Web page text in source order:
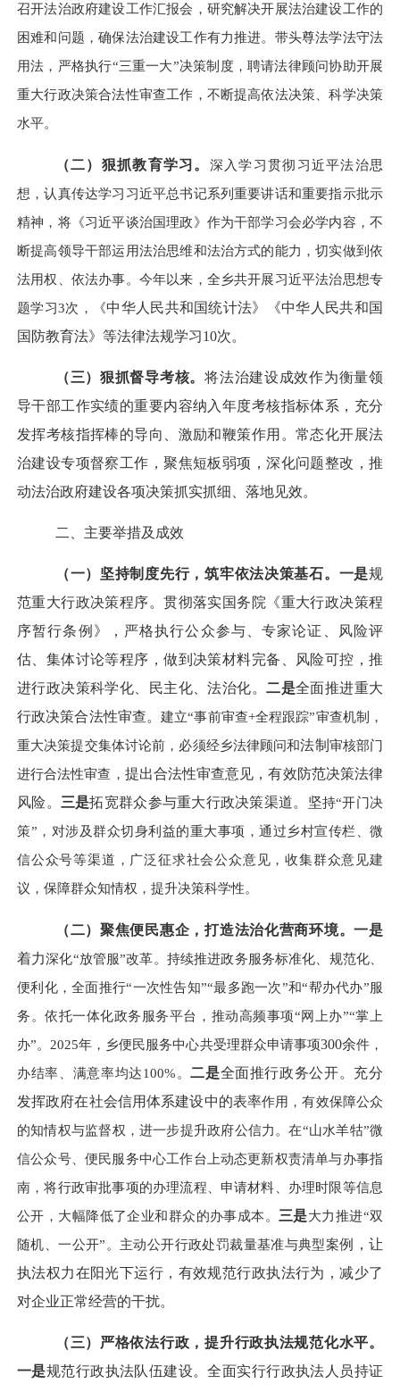
召开法治政府建设工作汇报会，研究解决开展法治建设工作的
困难和问题，确保法治建设工作有力推进。带头尊法学法守法
用法，严格执行“三重一大”决策制度，聘请法律顾问协助开展
重大行政决策合法性审查工作，不断提高依法决策、科学决策
水平。
（二）狠抓教育学习。 深入学习贯彻习近平法治思
想，认真传达学习习近平总书记系列重要讲话和重要指示批示
精神，将《习近平谈治国理政》作为干部学习会必学内容，不
断提高领导干部运用法治思维和法治方式的能力，切实做到依
法用权、依法办事。今年以来，全乡共开展习近平法治思想专
题学习3次，《中华人民共和国统计法》《中华人民共和国
国防教育法》等法律法规学习10次。
（三）狠抓督导考核。将法治建设成效作为衡量领
导干部工作实绩的重要内容纳入年度考核指标体系，充分
发挥考核指挥棒的导向、激励和鞭策作用。常态化开展法
治建设专项督察工作，聚焦短板弱项，深化问题整改，推
动法治政府建设各项决策抓实抓细、落地见效。
二、主要举措及成效
（一）坚持制度先行，筑牢依法决策基石。 一是规
范重大行政决策程序。贯彻落实国务院《重大行政决策程
序暂行条例》，严格执行公众参与、专家论证、风险评
估、集体讨论等程序，做到决策材料完备、风险可控，推
进行政决策科学化、民主化、法治化。二是全面推进重大
行政决策合法性审查。建立“事前审查+全程跟踪”审查机制，
重大决策提交集体讨论前，必须经乡法律顾问和法制 审核部门
进行合法性审查， 提出合法性审查意见，有效防范决策法律
风险。 三是拓宽群众参与重大行政决策渠道。坚持“开门决
策”，对涉及群众切身利益的重大事项，通过乡村宣传栏、微
信公众号等渠道，广泛征求社会公众意见，收集群众意见建
议，保障群众知情权，提升决策科学性。
（二）聚焦便民惠企，打造法治化营商环境。一是
着力深化“放管服”改革。持续推进政务服务标准化、规范化、
便利化，全面推行“一次性告知”“最多跑一次”和“帮办代办”服
务。依托一体化政务服务平台，推动高频事项“网上办”“掌上
办”。2025年，乡便民服务中心共受理群众申请事项300余件，
办结率、满意率均达100%。二是全面推行政务公开。充分
发挥政府在社会信用体系建设中的表率作用，有效保障公众
的知情权与监督权，进一步提升政府公信力。在“山水羊牯”微
信公众号、便民服务中心工作台上动态更新权责清单与办事指
南，将行政审批事项的办理流程、申请材料、办理时限等信息
公开，大幅降低了企业和群众的办事成本。 三是大力推进“双
随机、一公开”。主动公开行政处罚裁量基准与典型案例，让
执法权力在阳光下运行，有效规范行政执法行为，减少了
对企业正常经营的干扰。
（三）严格依法行政，提升行政执法规范化水平。
一是规范行政执法队伍建设。全面实行行政执法人员持证